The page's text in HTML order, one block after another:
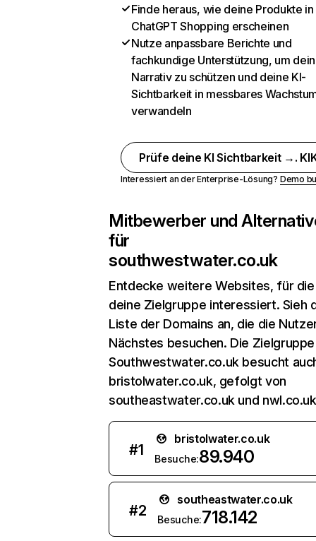
Finde heraus, wie deine Produkte in
ChatGPT Shopping erscheinen
Nutze anpassbare Berichte und
fachkundige Unterstützung, um dein
Narrativ zu schützen und deine KI-
Sichtbarkeit in messbares
verwandeln
Prüfe deine KI Sichtbarkeit →.
Interessiert an der Enterprise-Lösung? Demo
Mitbewerber und
für
southwestwater.co.uk
Entdecke weitere Websites, für
deine Zielgruppe interessiert. Sieh
Liste der Domains an, die die
Nächstes besuchen. Die
Southwestwater.co.uk besucht
bristolwater.co.uk, gefolgt von
southeastwater.co.uk und
#1
bristolwater.co.uk
Besuche:89.940
#2
southeastwater.co.uk
Besuche:718.142